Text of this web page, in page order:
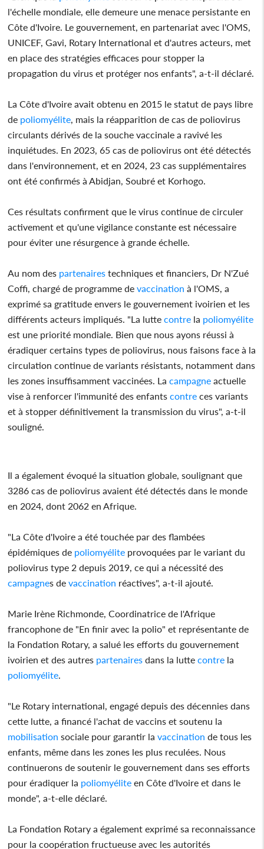
l'échelle mondiale, elle demeure une menace persistante en
Côte d'Ivoire. Le gouvernement, en partenariat avec l'OMS,
UNICEF, Gavi, Rotary International et d'autres acteurs, met
en place des stratégies efficaces pour stopper la
propagation du virus et protéger nos enfants", a-t-il déclaré.
La Côte d'Ivoire avait obtenu en 2015 le statut de pays libre
de poliomyélite , mais la réapparition de cas de poliovirus
circulants dérivés de la souche vaccinale a ravivé les
inquiétudes. En 2023, 65 cas de poliovirus ont été détectés
dans l'environnement, et en 2024, 23 cas supplémentaires
ont été confirmés à Abidjan, Soubré et Korhogo.
Ces résultats confirment que le virus continue de circuler
activement et qu'une vigilance constante est nécessaire
pour éviter une résurgence à grande échelle.
Au nom des partenaires techniques et financiers, Dr N'Zué
Coffi, chargé de programme de vaccination à l'OMS, a
exprimé sa gratitude envers le gouvernement ivoirien et les
différents acteurs impliqués. "La lutte contre la poliomyélite
est une priorité mondiale. Bien que nous ayons réussi à
éradiquer certains types de poliovirus, nous faisons face à la
circulation continue de variants résistants, notamment dans
les zones insuffisamment vaccinées. La campagne actuelle
vise à renforcer l'immunité des enfants contre ces variants
et à stopper définitivement la transmission du virus", a-t-il
souligné.
Il a également évoqué la situation globale, soulignant que
3286 cas de poliovirus avaient été détectés dans le monde
en 2024, dont 2062 en Afrique.
"La Côte d'Ivoire a été touchée par des flambées
épidémiques de poliomyélite provoquées par le variant du
poliovirus type 2 depuis 2019, ce qui a nécessité des
campagnes de vaccination réactives", a-t-il ajouté.
Marie Irène Richmonde, Coordinatrice de l'Afrique
francophone de "En finir avec la polio" et représentante de
la Fondation Rotary, a salué les efforts du gouvernement
ivoirien et des autres partenaires dans la lutte contre la
poliomyélite
"Le Rotary international, engagé depuis des décennies dans
cette lutte, a financé l'achat de vaccins et soutenu la
mobilisation sociale pour garantir la vaccination de tous les
enfants, même dans les zones les plus reculées. Nous
continuerons de soutenir le gouvernement dans ses efforts
pour éradiquer la poliomyélite en Côte d'Ivoire et dans le
monde", a-t-elle déclaré.
La Fondation Rotary a également exprimé sa reconnaissance
pour la coopération fructueuse avec les autorités